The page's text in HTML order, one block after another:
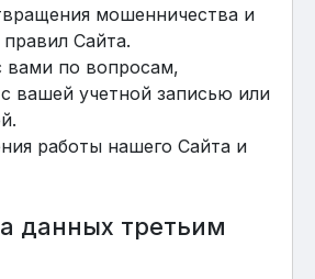
мошенничества и
Сайта.
вами по вопросам,
вашей учетной записью или
работы нашего Сайта и
данных третьим